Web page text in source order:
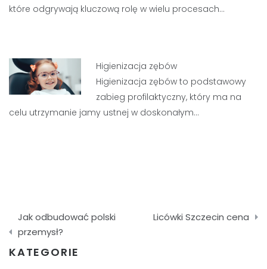
które odgrywają kluczową rolę w wielu procesach…
Higienizacja zębów
Higienizacja zębów to podstawowy
zabieg profilaktyczny, który ma na
celu utrzymanie jamy ustnej w doskonałym…
Nawigacja
wpisu
Jak odbudować polski
przemysł?
Licówki Szczecin cena
KATEGORIE